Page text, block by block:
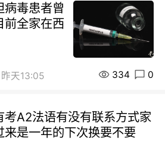
病毒患者曾
前全家在西
昨天13:05 334 0
考A2法语有没有联系方式家
来是一年的下次换要不要